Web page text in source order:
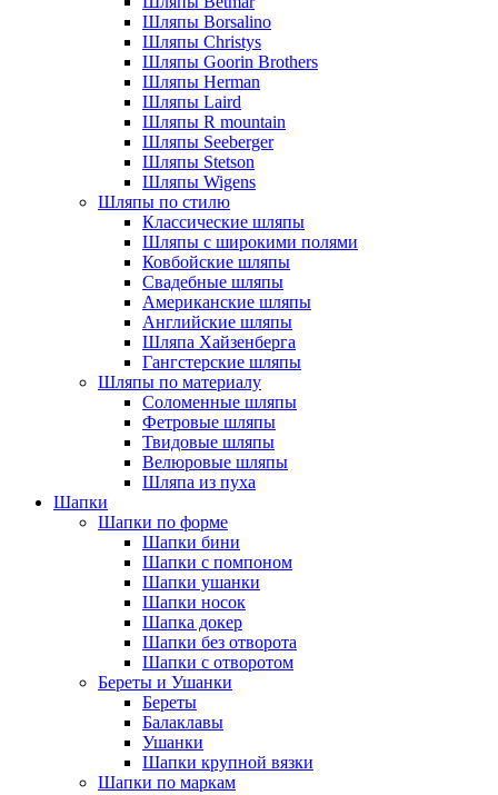
Шляпы Borsalino
Шляпы Christys
Шляпы Goorin Brothers
Шляпы Herman
Шляпы Laird
Шляпы R mountain
Шляпы Seeberger
Шляпы Stetson
Шляпы Wigens
Шляпы по стилю
Классические шляпы
Шляпы с широкими полями
Ковбойские шляпы
Свадебные шляпы
Американские шляпы
Английские шляпы
Шляпа Хайзенберга
Гангстерские шляпы
Шляпы по материалу
Соломенные шляпы
Фетровые шляпы
Твидовые шляпы
Велюровые шляпы
Шляпа из пуха
Шапки
Шапки по форме
Шапки бини
Шапки с помпоном
Шапки ушанки
Шапки носок
Шапка докер
Шапки без отворота
Шапки с отворотом
Береты и Ушанки
Береты
Балаклавы
Ушанки
Шапки крупной вязки
Шапки по маркам